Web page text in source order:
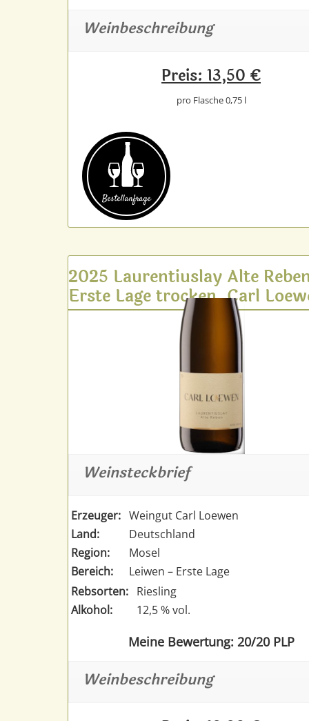
Weinbeschreibung
Preis: 13,50 €
pro Flasche 0,75 l
Bestell­anfrage
2025 Laurentiuslay Alte
Erste Lage trocken, Carl
Weinsteckbrief
Erzeuger: Weingut Carl Loewen
Land:
Deutschland
Region:
Mosel
Bereich:
Leiwen – Erste Lage
Rebsorten: Riesling
Alkohol:
12,5 % vol.
Meine Bewertung: 20/20 PLP
Weinbeschreibung